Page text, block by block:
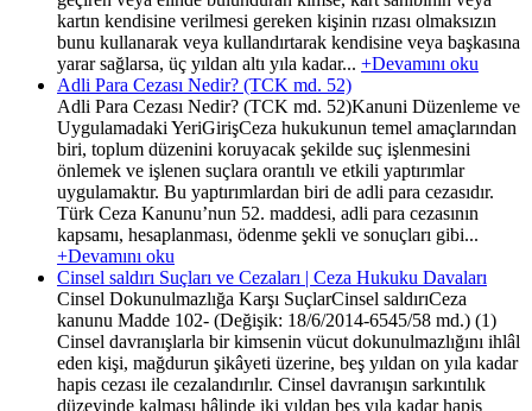
kartın kendisine verilmesi gereken kişinin rızası olmaksızın
bunu kullanarak veya kullandırtarak kendisine veya başkasına
yarar sağlarsa, üç yıldan altı yıla kadar... +Devamını oku
Adli Para Cezası Nedir? (TCK md. 52)
Adli Para Cezası Nedir? (TCK md. 52)Kanuni Düzenleme ve
Uygulamadaki YeriGirişCeza hukukunun temel amaçlarından
biri, toplum düzenini koruyacak şekilde suç işlenmesini
önlemek ve işlenen suçlara orantılı ve etkili yaptırımlar
uygulamaktır. Bu yaptırımlardan biri de adli para cezasıdır.
Türk Ceza Kanunu’nun 52. maddesi, adli para cezasının
kapsamı, hesaplanması, ödenme şekli ve sonuçları gibi...
+Devamını oku
Cinsel saldırı Suçları ve Cezaları | Ceza Hukuku Davaları
Cinsel Dokunulmazlığa Karşı SuçlarCinsel saldırıCeza
kanunu Madde 102- (Değişik: 18/6/2014-6545/58 md.) (1)
Cinsel davranışlarla bir kimsenin vücut dokunulmazlığını ihlâl
eden kişi, mağdurun şikâyeti üzerine, beş yıldan on yıla kadar
hapis cezası ile cezalandırılır. Cinsel davranışın sarkıntılık
düzeyinde kalması hâlinde iki yıldan beş yıla kadar hapis